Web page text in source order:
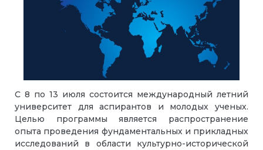
C 8 по 13 июля состоится международный летний
университет для аспирантов и молодых ученых.
Целью программы является распространение
опыта проведения фундаментальных и прикладных
исследований в области культурно-исторической